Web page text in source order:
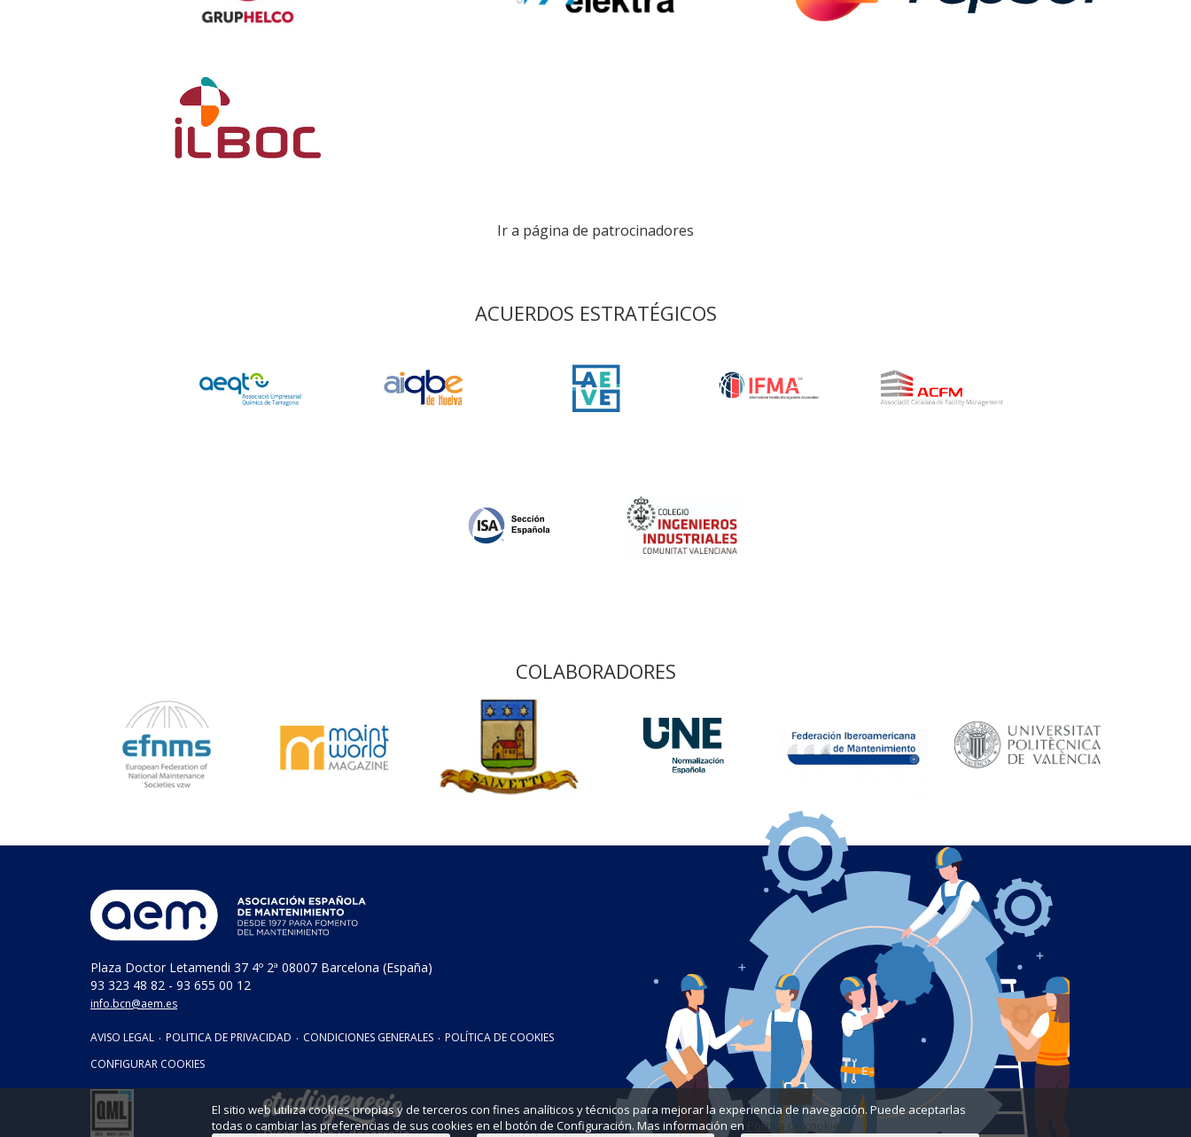
Ir a página de patrocinadores
ACUERDOS ESTRATÉGICOS
COLABORADORES
Plaza Doctor Letamendi 37 4º 2ª 08007 Barcelona (España)
93 323 48 82 - 93 655 00 12
info.bcn@aem.es
AVISO LEGAL · POLITICA DE PRIVACIDAD · CONDICIONES GENERALES · POLÍTICA DE COOKIES
CONFIGURAR COOKIES
El sitio web utiliza cookies propias y de terceros con fines analíticos y técnicos para mejorar la experiencia de navegación. Puede aceptarlas
todas o cambiar las preferencias de sus cookies en el botón de Configuración. Mas información en
Política de cookies.